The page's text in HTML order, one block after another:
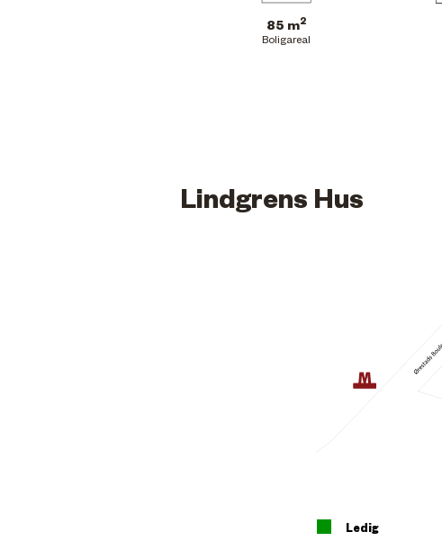
85 m2
Boligareal
Lindgrens Hus
Ledig